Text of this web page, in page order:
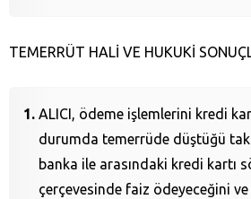
TEMERRÜT HALİ VE HUKUKİ
ALICI, ödeme işlemlerini kredi
durumda temerrüde düştüğü
banka ile arasındaki kredi kartı
çerçevesinde faiz ödeyeceğini ve